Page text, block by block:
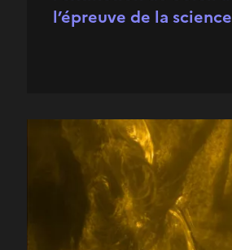
l’épreuve de la science